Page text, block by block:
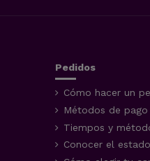
Pedidos
Cómo hacer un
Métodos de
Tiempos y
Conocer el